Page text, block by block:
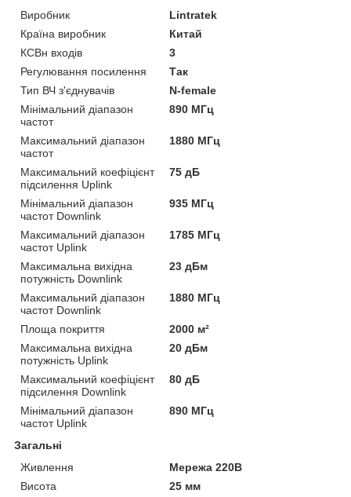
Виробник
Lintratek
Країна виробник
Китай
КСВн входів
3
Регулювання посилення
Так
Тип ВЧ з'єднувачів
N-female
Мінімальний діапазон
частот
890 МГц
Максимальний діапазон
частот
1880 МГц
Максимальний коефіцієнт
підсилення Uplink
75 дБ
Мінімальний діапазон
частот Downlink
935 МГц
Максимальний діапазон
частот Uplink
1785 МГц
Максимальна вихідна
потужність Downlink
23 дБм
Максимальний діапазон
частот Downlink
1880 МГц
Площа покриття
2000 м²
Максимальна вихідна
потужність Uplink
20 дБм
Максимальний коефіцієнт
підсилення Downlink
80 дБ
Мінімальний діапазон
частот Uplink
890 МГц
Загальні
Живлення
Мережа 220В
Висота
25 мм